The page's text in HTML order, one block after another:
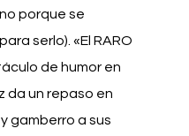
porque se
serlo). «El RARO
de humor en
da un repaso en
gamberro a sus